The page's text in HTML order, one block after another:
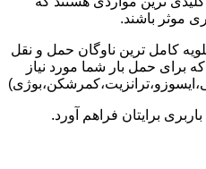
موثر باشند.
کامل ترین ناوگان حمل و نقل
برای حمل بار شما مورد نیاز
باربری برایتان فراهم آورد.